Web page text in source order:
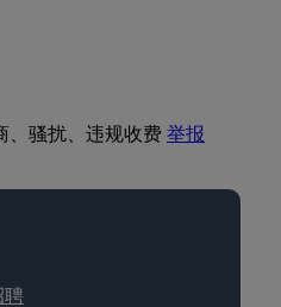
、骚扰、违规收费举报
聘